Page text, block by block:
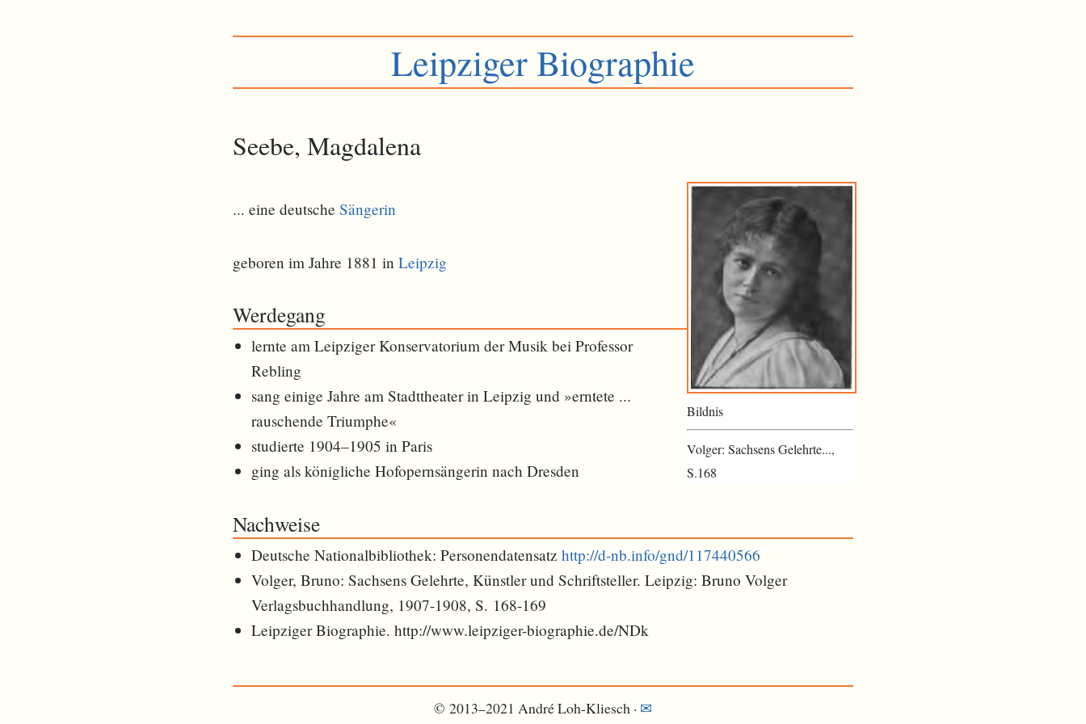
Leipziger Biographie
Seebe, Magdalena
Bildnis
Volger: Sachsens Gelehrte...,
S.168
... eine deutsche Sängerin
geboren im Jahre 1881 in Leipzig
Werdegang
lernte am Leipziger Konservatorium der Musik bei Professor
Rebling
sang einige Jahre am Stadttheater in Leipzig und »erntete ...
rauschende Triumphe«
studierte 1904–1905 in Paris
ging als königliche Hofopernsängerin nach Dresden
Nachweise
Deutsche Nationalbibliothek: Personendatensatzhttp://d-nb.info/gnd/117440566
Volger, Bruno: Sachsens Gelehrte, Künstler und Schriftsteller. Leipzig: Bruno Volger
Verlagsbuchhandlung, 1907-1908, S. 168-169
Leipziger Biographie. http://www.leipziger-biographie.de/NDk
© 2013–2021 André Loh-Kliesch · ✉︎